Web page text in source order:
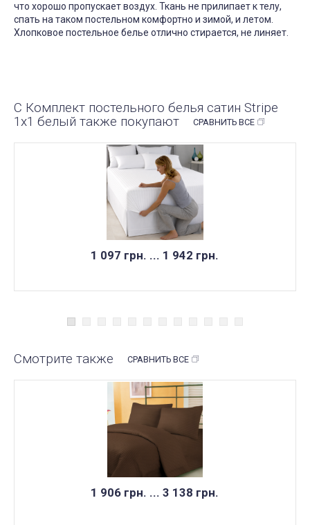
что хорошо пропускает воздух. Ткань не прилипает к телу,
спать на таком постельном комфортно и зимой, и летом.
Хлопковое постельное белье отлично стирается, не линяет.
С Комплект постельного белья сатин Stripe
1х1 белый также покупают
СРАВНИТЬ ВСЕ
1 097 грн. ... 1 942 грн.
Смотрите также СРАВНИТЬ ВСЕ
1 906 грн. ... 3 138 грн.